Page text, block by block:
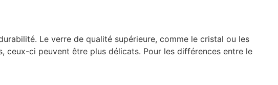
Le verre de qualité supérieure, comme le cristal ou les
ceux-ci peuvent être plus délicats. Pour les différences entre le